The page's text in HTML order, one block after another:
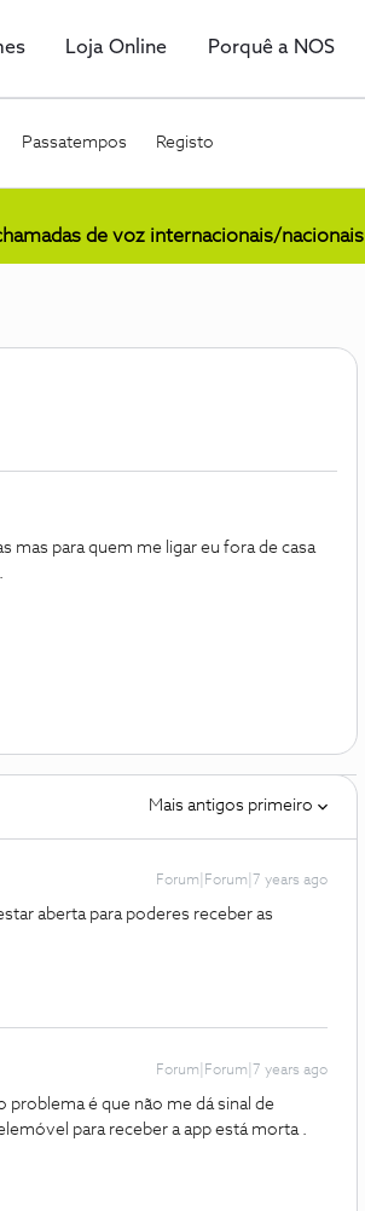
Loja Online Porquê a NOS
Passatempos Registo
de voz internacionais/nacionais
mas para quem me ligar eu fora de casa
Mais antigos primeiro
Forum|Forum|7 years ago
aberta para poderes receber as
Forum|Forum|7 years ago
problema é que não me dá sinal de
para receber a app está morta .